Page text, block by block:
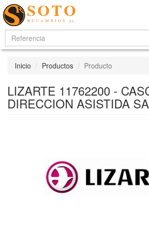
Inicio Productos Producto
LIZARTE 11762200 -
DIRECCION ASISTIDA